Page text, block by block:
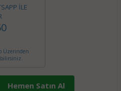
İLE
Üzerinden
Hemen Satın Al